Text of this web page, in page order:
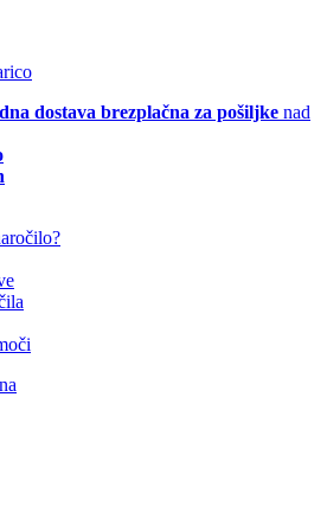
dostava brezplačna za pošiljke nad